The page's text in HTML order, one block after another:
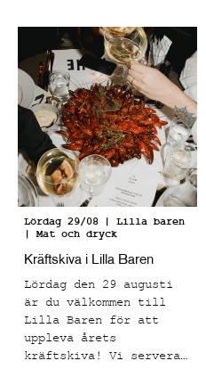
känns både bekanta och
känslomässigt laddade.
Lördag 29/08 | Lilla baren
| Mat och dryck
Kräftskiva i Lilla Baren
Lördag den 29 augusti
är du välkommen till
Lilla Baren för att
uppleva årets
kräftskiva! Vi serverar